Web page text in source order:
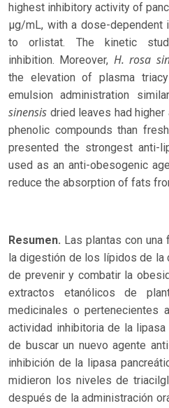
highest inhibitory activity of
µg/mL, with a dose-dependent
to orlistat. The kinetic
inhibition. Moreover, H. rosa
the elevation of plasma
emulsion administration
sinensis dried leaves had higher
phenolic compounds than
presented the strongest anti-
used as an anti-obesogenic
reduce the absorption of fats
Resumen. Las plantas con
la digestión de los lípidos de la
de prevenir y combatir la
extractos etanólicos de
medicinales o pertenecientes
actividad inhibitoria de la
de buscar un nuevo agente
inhibición de la lipasa
midieron los niveles de
después de la administración